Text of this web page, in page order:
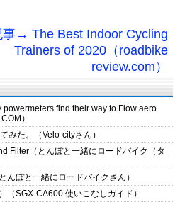
事→ The Best Indoor Cycling
Trainers of 2020（roadbike
review.com）
find their way to Flow aero
）
みた。（Velo-cityさん）
Filter（とんぼと一緒にロードバイク（タ
ぼと一緒にロードバイクさん）
（SGX-CA600 使いこなしガイド）